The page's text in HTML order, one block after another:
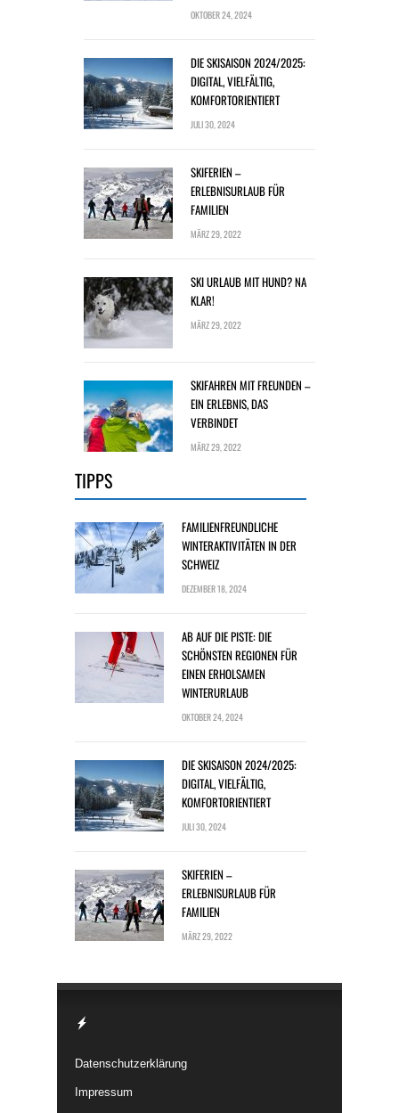
OKTOBER 24, 2024
DIE SKISAISON 2024/2025:
DIGITAL, VIELFÄLTIG,
KOMFORTORIENTIERT
JULI 30, 2024
SKIFERIEN –
ERLEBNISURLAUB FÜR
FAMILIEN
MÄRZ 29, 2022
SKI URLAUB MIT HUND? NA
KLAR!
MÄRZ 29, 2022
SKIFAHREN MIT FREUNDEN –
EIN ERLEBNIS, DAS
VERBINDET
MÄRZ 29, 2022
TIPPS
FAMILIENFREUNDLICHE
WINTERAKTIVITÄTEN IN DER
SCHWEIZ
DEZEMBER 18, 2024
AB AUF DIE PISTE: DIE
SCHÖNSTEN REGIONEN FÜR
EINEN ERHOLSAMEN
WINTERURLAUB
OKTOBER 24, 2024
DIE SKISAISON 2024/2025:
DIGITAL, VIELFÄLTIG,
KOMFORTORIENTIERT
JULI 30, 2024
SKIFERIEN –
ERLEBNISURLAUB FÜR
FAMILIEN
MÄRZ 29, 2022
Datenschutzerklärung
Impressum